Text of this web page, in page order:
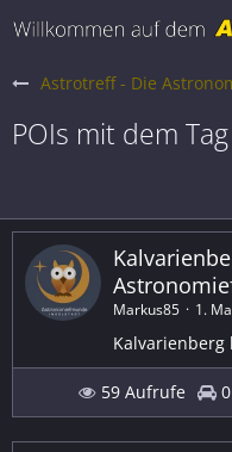
Astrotreff - Die
POIs mit dem
Markus85 1.
Kalvarienberg
59 Aufrufe 0